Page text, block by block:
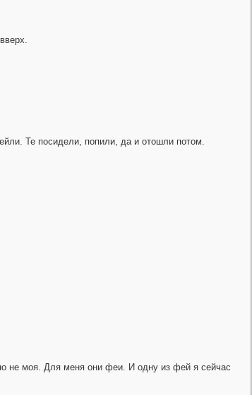
Те посидели, попили, да и отошли потом.
не моя. Для меня они феи. И одну из фей я сейчас